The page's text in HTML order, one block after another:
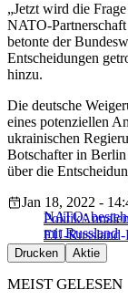
„Jetzt wird die
NATO-Partnerschaft
betonte der
Entscheidungen
hinzu.
Die deutsche
eines potenziellen
ukrainischen
Botschafter in Berlin
über die
NATO:
mit Russland
Jan 18, 2022 -
Politik
EU-
Drucken Aktie
MEIST GELESEN